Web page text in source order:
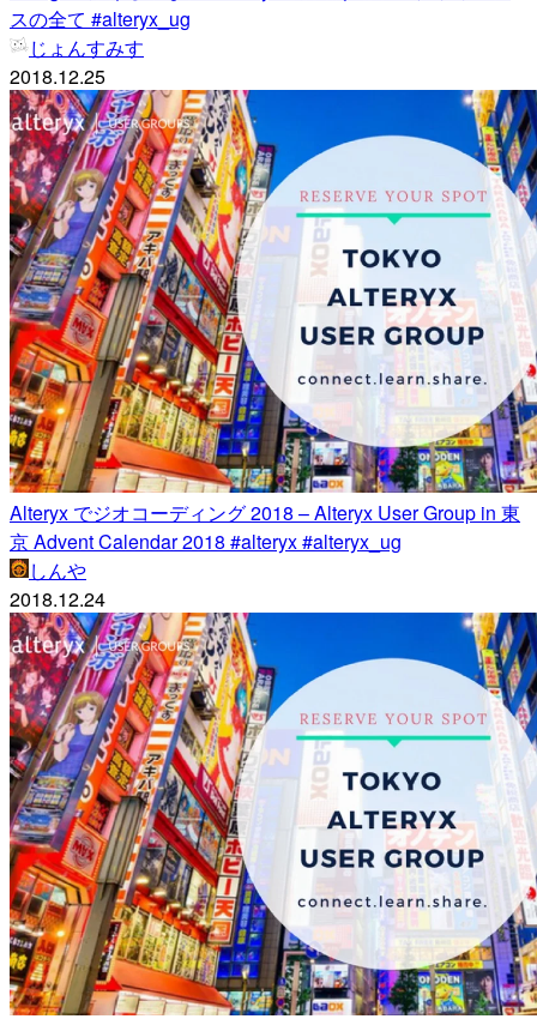
スの全て #alteryx_ug
じょんすみす
2018.12.25
Alteryx でジオコーディング 2018 – Alteryx User Group in 東
京 Advent Calendar 2018 #alteryx #alteryx_ug
しんや
2018.12.24